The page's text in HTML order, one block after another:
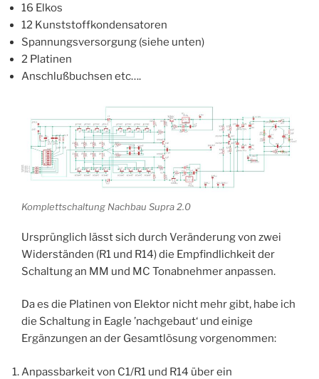
16 Elkos
12 Kunststoffkondensatoren
Spannungsversorgung (siehe unten)
2 Platinen
Anschlußbuchsen etc….
Komplettschaltung Nachbau Supra 2.0
Ursprünglich lässt sich durch Veränderung von zwei
Widerständen (R1 und R14) die Empfindlichkeit der
Schaltung an MM und MC Tonabnehmer anpassen.
Da es die Platinen von Elektor nicht mehr gibt, habe ich
die Schaltung in Eagle ’nachgebaut‘ und einige
Ergänzungen an der Gesamtlösung vorgenommen:
Anpassbarkeit von C1/R1 und R14 über ein